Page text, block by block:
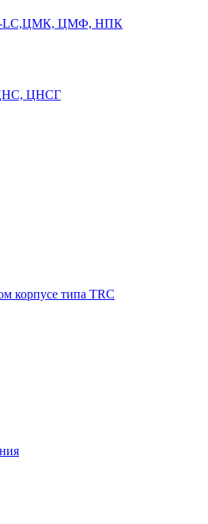
LC,ЦМК, ЦМФ, НПК
ЦНС, ЦНСГ
корпусе типа TRC